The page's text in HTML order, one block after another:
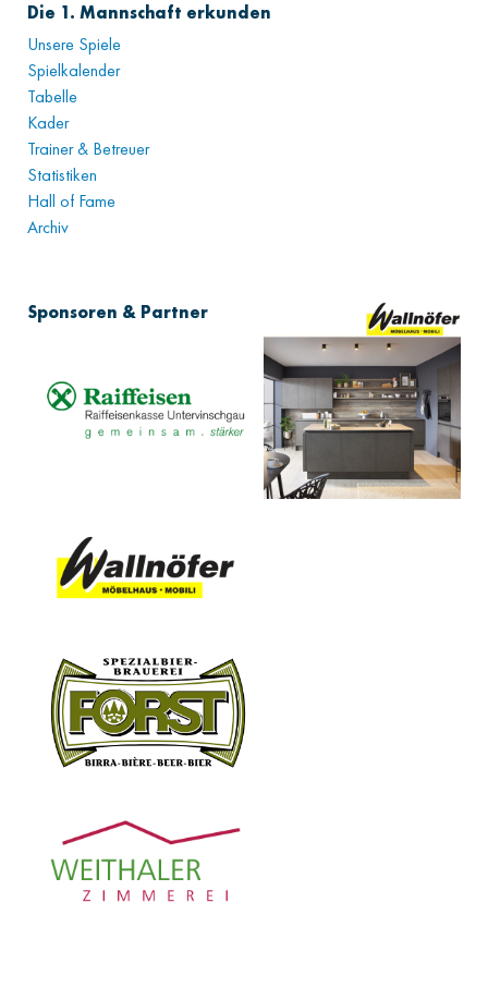
Die 1. Mannschaft erkunden
Unsere Spiele
Spielkalender
Tabelle
Kader
Trainer & Betreuer
Statistiken
Hall of Fame
Archiv
Sponsoren & Partner